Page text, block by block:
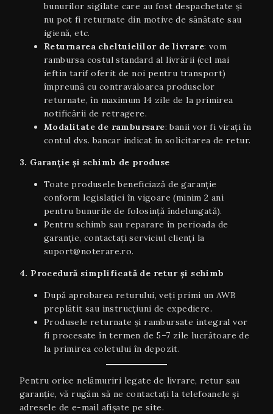
bunurilor sigilate care au fost despachetate și
nu pot fi returnate din motive de sănătate sau
igienă, etc.
Returnarea cheltuielilor de livrare: vom
rambursa costul standard al livrării (cel mai
ieftin tarif oferit de noi pentru transport)
împreună cu contravaloarea produselor
returnate, în maximum 14 zile de la primirea
notificării de retragere.
Modalitate de rambursare: banii vor fi virați în
contul dvs. bancar indicat în solicitarea de retur.
3. Garanție și schimb de produse
Toate produsele beneficiază de garanție
conform legislației în vigoare (minim 2 ani
pentru bunurile de folosință îndelungată).
Pentru schimb sau reparare în perioada de
garanție, contactați serviciul clienți la
suport@noterare.ro.
4. Procedură simplificată de retur și schimb
După aprobarea returului, veți primi un AWB
preplătit sau instrucțiuni de expediere.
Produsele returnate și rambursate integral vor
fi procesate în termen de 5–7 zile lucrătoare de
la primirea coletului în depozit.
Pentru orice nelămuriri legate de livrare, retur sau
garanţie, vă rugăm să ne contactați la telefoanele și
adresele de e-mail afișate pe site.